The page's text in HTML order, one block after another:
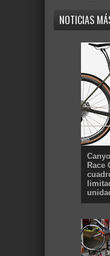
NOTICIAS
Race